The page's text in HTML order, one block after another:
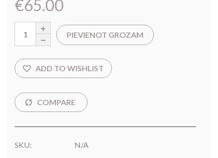
€65.00
PIEVIENOT GROZAM
SKU: N/A